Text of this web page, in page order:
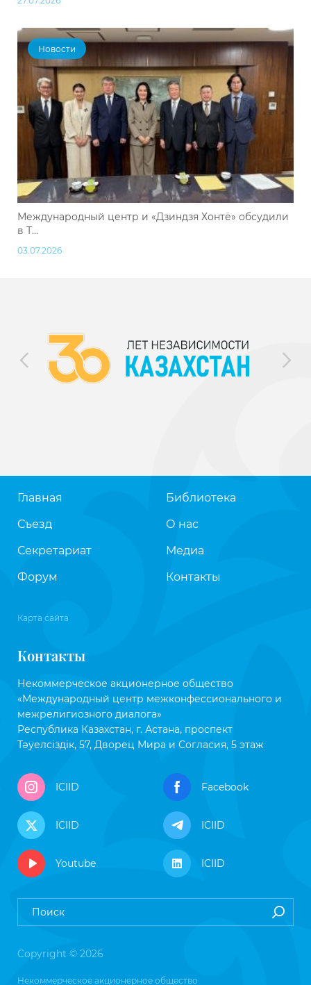
Новости
Международный центр и «Дзиндзя Хонтё» обсудили
в Т...
03.07.2026
Главная
Съезд
Секретариат
Форум
Библиотека
О нас
Медиа
Контакты
Карта сайта
Контакты
Некоммерческое акционерное общество
«Международный центр межконфессионального и
межрелигиозного диалога»
Республика Казахстан, г. Астана, проспект
Тәуелсіздік, 57, Дворец Мира и Согласия, 5 этаж
ICIID Facebook
ICIID ICIID
Youtube ICIID
Copyright © 2026
Некоммерческое акционерное общество